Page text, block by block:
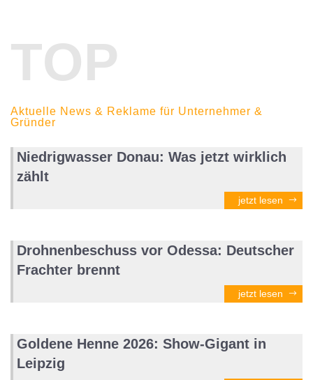
TOP
Aktuelle News & Reklame für Unternehmer &
Gründer
Niedrigwasser Donau: Was jetzt wirklich
zählt
jetzt lesen
Drohnenbeschuss vor Odessa: Deutscher
Frachter brennt
jetzt lesen
Goldene Henne 2026: Show-Gigant in
Leipzig